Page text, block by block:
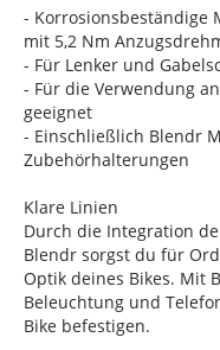
- Korrosionsbeständige
mit 5,2 Nm
- Für Lenker und
- Für die Verwendung
geeignet
- Einschließlich Blendr
Zubehörhalterungen
Klare Linien
Durch die Integration
Blendr sorgst du für
Optik deines Bikes. Mit
Beleuchtung und
Bike befestigen.